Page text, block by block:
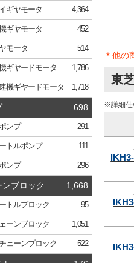
ギヤモータ 4,364
ギヤモータ 452
モータ 514
ギヤードモータ 1,786
機ギヤードモータ 1,718
698
ンプ 291
トルポンプ 111
ンプ 296
ンブロック 1,668
トルブロック 95
ーンブロック 1,051
ェーンブロック 522
＊他の
東
※詳細仕